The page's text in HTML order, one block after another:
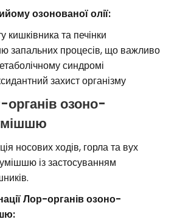
озонованої олії:
кишківника та печінки
запальних процесів, що важливо
синдромі
захист організму
озоно-
носових ходів, горла та вух
із застосуванням
Лор-органів озоно-